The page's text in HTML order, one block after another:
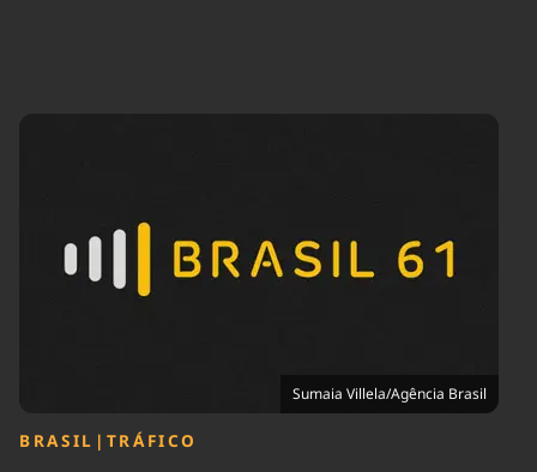
Tecnologia
Cinema
Infraestrutura
Internacional
Sumaia Villela/Agência Brasil
BRASIL | TRÁFICO